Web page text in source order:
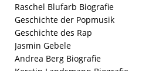
Raschel Blufarb Biografie
Geschichte der Popmusik
Geschichte des Rap
Jasmin Gebele
Andrea Berg Biografie